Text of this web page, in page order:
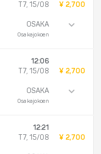
T7, 15/08
OSAKA
Osakajokoen
¥ 2,700
12:06
T7, 15/08
OSAKA
Osakajokoen
¥ 2,700
12:21
T7, 15/08
¥ 2,700